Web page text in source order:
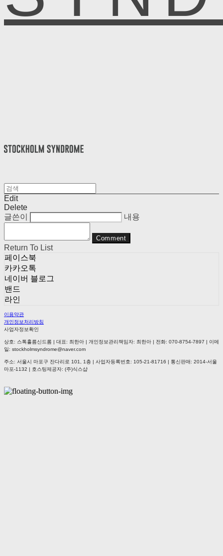
Edit
Delete
글쓴이
내용
Comment
Return To List
페이스북
카카오톡
네이버 블로그
밴드
라인
이용약관
개인정보처리방침
사업자정보확인
상호: 스톡홀름신드롬 | 대표: 최한아 | 개인정보관리책임자: 최한아 | 전화: 070-8754-7897 | 이메
일: stockholmsyndrome@naver.com
주소: 서울시 마포구 잔다리로 101, 1층 | 사업자등록번호: 105-21-81716 | 통신판매: 2014-서울
마포-1132 | 호스팅제공자: (주)식스샵